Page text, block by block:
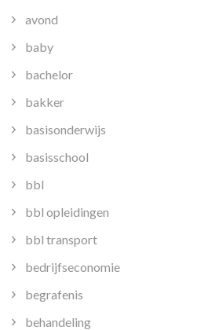
avond
baby
bachelor
bakker
basisonderwijs
basisschool
bbl
bbl opleidingen
bbl transport
bedrijfseconomie
begrafenis
behandeling